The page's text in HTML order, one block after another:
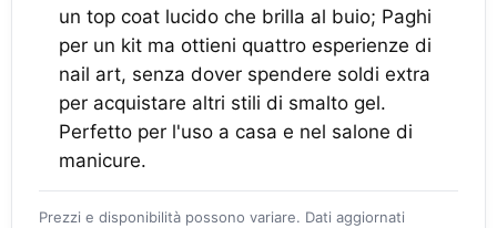
un top coat lucido che brilla al buio; Paghi
per un kit ma ottieni quattro esperienze di
nail art, senza dover spendere soldi extra
per acquistare altri stili di smalto gel.
Perfetto per l'uso a casa e nel salone di
manicure.
Prezzi e disponibilità possono variare. Dati aggiornati